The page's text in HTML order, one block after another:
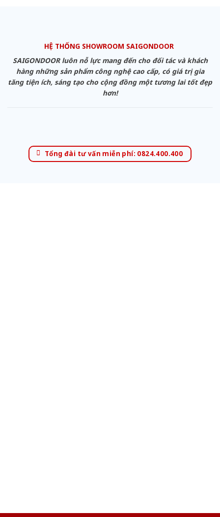
HỆ THỐNG SHOWROOM SAIGONDOOR
SAIGONDOOR luôn nỗ lực mang đến cho đối tác và khách
hàng những sản phẩm công nghệ cao cấp, có giá trị gia
tăng tiện ích, sáng tạo cho cộng đồng một tương lai tốt đẹp
hơn!
Tổng đài tư vấn miễn phí: 0824.400.400